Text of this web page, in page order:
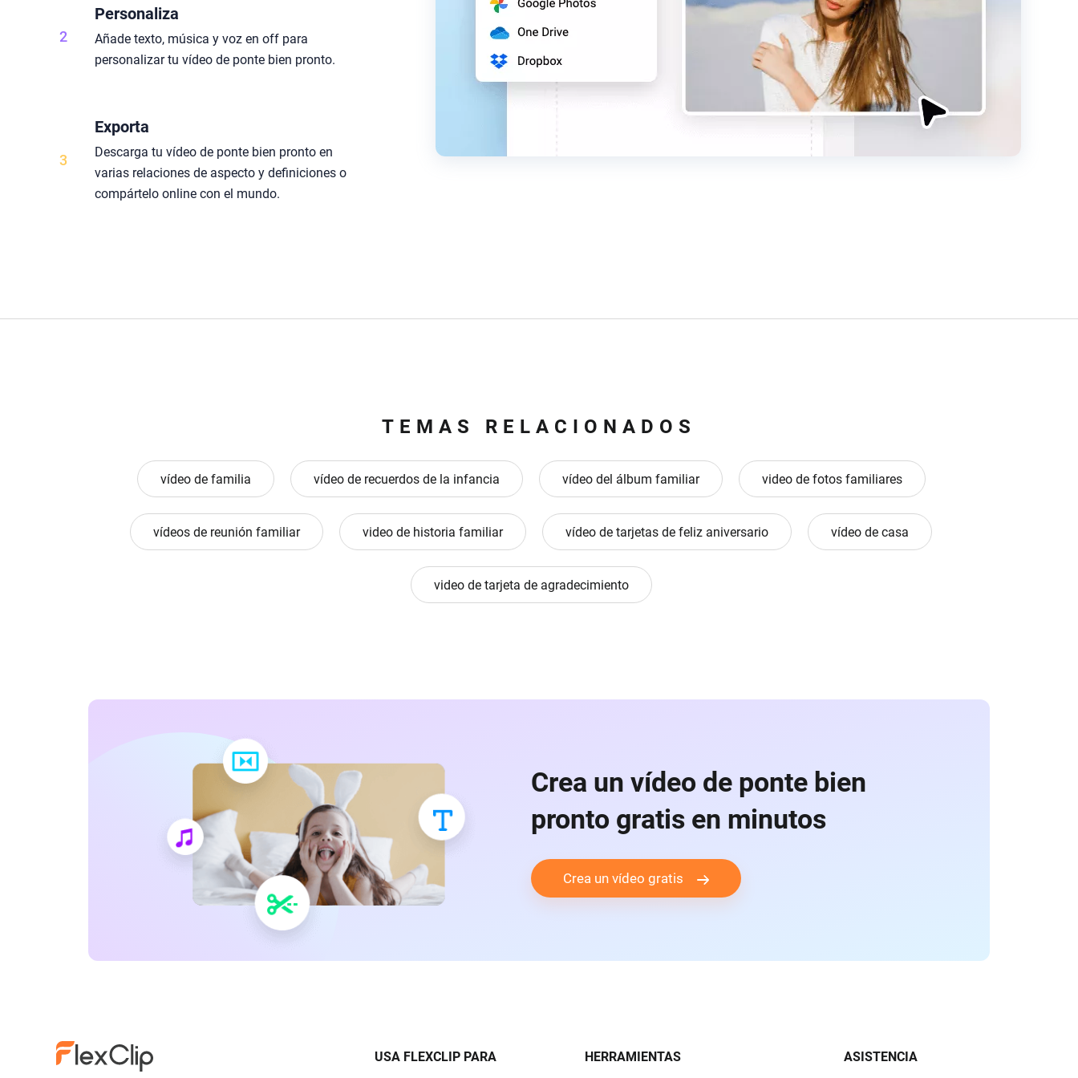
2
Personaliza
Añade texto, música y voz en off para
personalizar tu vídeo de ponte bien pronto.
3
Exporta
Descarga tu vídeo de ponte bien pronto en
varias relaciones de aspecto y definiciones o
compártelo online con el mundo.
TEMAS RELACIONADOS
vídeo de familia vídeo de recuerdos de la infancia vídeo del álbum familiar video de fotos familiares
vídeos de reunión familiar video de historia familiar vídeo de tarjetas de feliz aniversario vídeo de casa
video de tarjeta de agradecimiento
Crea un vídeo de ponte bien
pronto gratis en minutos
Crea un vídeo gratis
USA FLEXCLIP PARA HERRAMIENTAS ASISTENCIA